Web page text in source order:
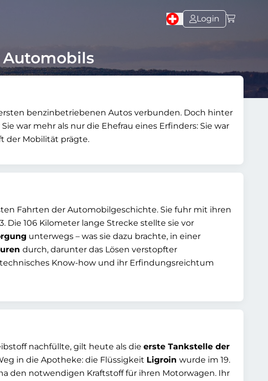
Login
benzinbetriebenen Autos verbunden. Doch hinter
Sie war mehr als nur die Ehefrau eines Erfinders: Sie war
der Mobilität prägte.
Fahrten der Automobilgeschichte. Sie fuhr mit ihren
106 Kilometer lange Strecke stellte sie vor
unterwegs – was sie dazu brachte, in einer
durch, darunter das Lösen verstopfter
Know-how und ihr Erfindungsreichtum
nachfüllte, gilt heute als die erste Tankstelle der
in die Apotheke: die Flüssigkeit Ligroin wurde im 19.
den notwendigen Kraftstoff für ihren Motorwagen. Ihr